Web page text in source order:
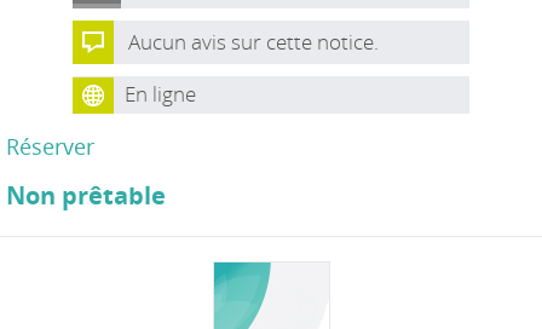
Aucun avis sur cette notice.
En ligne
Réserver
Non prêtable